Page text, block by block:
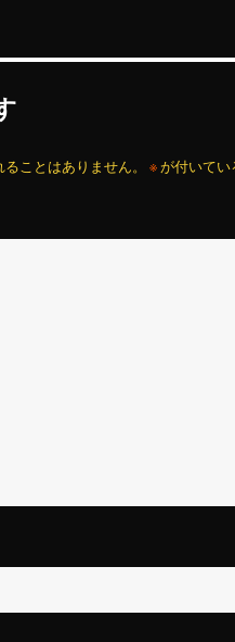
ことはありません。 ※が付いてい